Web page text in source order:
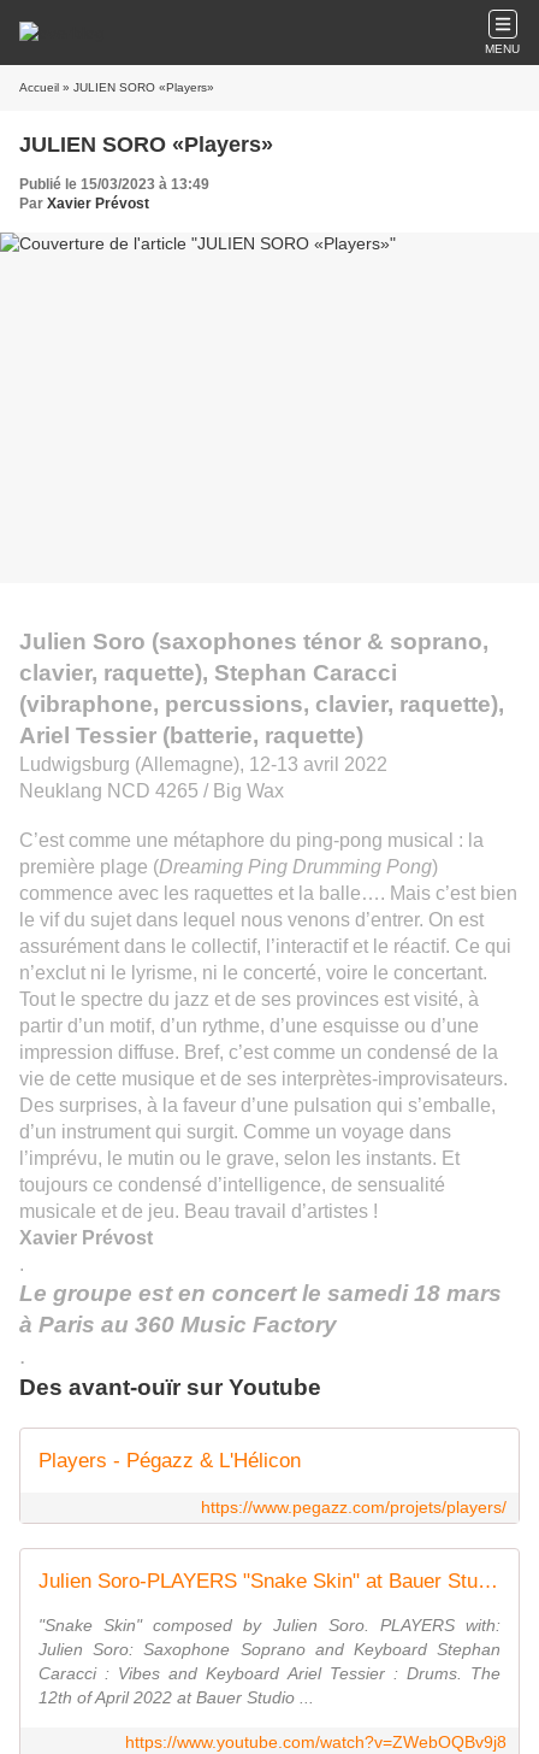
MENU
Accueil » JULIEN SORO «Players»
JULIEN SORO «Players»
Publié le 15/03/2023 à 13:49
Par Xavier Prévost
Julien Soro (saxophones ténor & soprano,
clavier, raquette), Stephan Caracci
(vibraphone, percussions, clavier, raquette),
Ariel Tessier (batterie, raquette)
Ludwigsburg (Allemagne), 12-13 avril 2022
Neuklang NCD 4265 / Big Wax
C’est comme une métaphore du ping-pong musical : la
première plage (Dreaming Ping Drumming Pong)
commence avec les raquettes et la balle…. Mais c’est bien
le vif du sujet dans lequel nous venons d’entrer. On est
assurément dans le collectif, l’interactif et le réactif. Ce qui
n’exclut ni le lyrisme, ni le concerté, voire le concertant.
Tout le spectre du jazz et de ses provinces est visité, à
partir d’un motif, d’un rythme, d’une esquisse ou d’une
impression diffuse. Bref, c’est comme un condensé de la
vie de cette musique et de ses interprètes-improvisateurs.
Des surprises, à la faveur d’une pulsation qui s’emballe,
d’un instrument qui surgit. Comme un voyage dans
l’imprévu, le mutin ou le grave, selon les instants. Et
toujours ce condensé d’intelligence, de sensualité
musicale et de jeu. Beau travail d’artistes !
Xavier Prévost
.
Le groupe est en concert le samedi 18 mars
à Paris au 360 Music Factory
.
Des avant-ouïr sur Youtube
Players - Pégazz & L'Hélicon
https://www.pegazz.com/projets/players/
Julien Soro-PLAYERS "Snake Skin" at Bauer Studio.
"Snake Skin" composed by Julien Soro. PLAYERS with:
Julien Soro: Saxophone Soprano and Keyboard Stephan
Caracci : Vibes and Keyboard Ariel Tessier : Drums. The
12th of April 2022 at Bauer Studio ...
https://www.youtube.com/watch?v=ZWebOQBv9j8